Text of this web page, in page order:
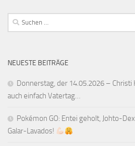
Suchen
nach:
NEUESTE BEITRÄGE
Donnerstag, der 14.05.2026 –
auch einfach Vatertag…
Pokémon GO: Entei geholt, Johto-
Galar-Lavados!